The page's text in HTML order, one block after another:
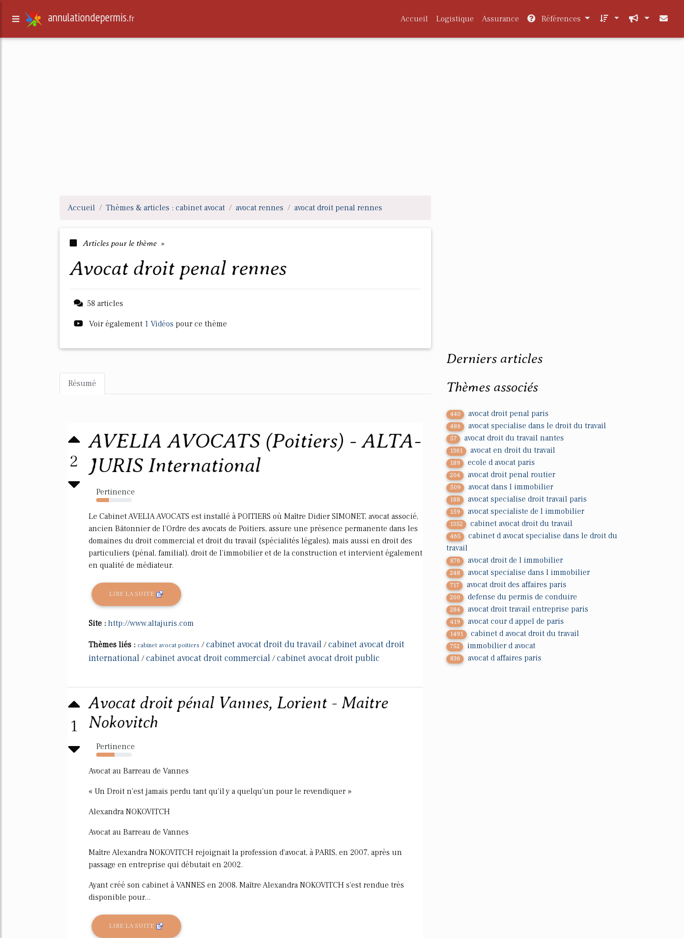
annulationdepermis.fr Accueil Logistique Assurance Références
Accueil Thèmes & articles : cabinet avocat avocat rennes avocat droit penal rennes
Articles pour le thème »
avocat droit penal rennes
58 articles
Voir également 1 Vidéos pour ce thème
Résumé
2
AVELIA AVOCATS (Poitiers) - ALTA-
JURIS International
Pertinence
36%
Le Cabinet AVELIA AVOCATS est installé à POITIERS où Maître Didier SIMONET, avocat associé,
ancien Bâtonnier de l'Ordre des avocats de Poitiers, assure une présence permanente dans les
domaines du droit commercial et droit du travail (spécialités légales), mais aussi en droit des
particuliers (pénal, familial), droit de l'immobilier et de la construction et intervient également
en qualité de médiateur.
LIRE LA SUITE
Site : http://www.altajuris.com
Thèmes liés : cabinet avocat poitiers /cabinet avocat droit du travail /cabinet avocat droit
international /cabinet avocat droit commercial /cabinet avocat droit public
1
Avocat droit pénal Vannes, Lorient - Maitre
Nokovitch
Pertinence
52%
Avocat au Barreau de Vannes
« Un Droit n'est jamais perdu tant qu'il y a quelqu'un pour le revendiquer »
Alexandra NOKOVITCH
Avocat au Barreau de Vannes
Maître Alexandra NOKOVITCH rejoignait la profession d'avocat, à PARIS, en 2007, après un
passage en entreprise qui débutait en 2002.
Ayant créé son cabinet à VANNES en 2008, Maître Alexandra NOKOVITCH s'est rendue très
disponible pour...
LIRE LA SUITE
Derniers articles
Thèmes associés
440 avocat droit penal paris
486 avocat specialise dans le droit du travail
57 avocat droit du travail nantes
1361 avocat en droit du travail
189 ecole d avocat paris
204 avocat droit penal routier
509 avocat dans l immobilier
188 avocat specialise droit travail paris
159 avocat specialiste de l immobilier
1352 cabinet avocat droit du travail
465
cabinet d avocat specialise dans le droit du
travail
876 avocat droit de l immobilier
248 avocat specialise dans l immobilier
717 avocat droit des affaires paris
200 defense du permis de conduire
284 avocat droit travail entreprise paris
419 avocat cour d appel de paris
1491 cabinet d avocat droit du travail
752 immobilier d avocat
836 avocat d affaires paris